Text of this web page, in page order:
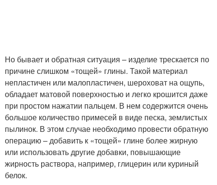
Но бывает и обратная ситуация – изделие трескается по
причине слишком «тощей» глины. Такой материал
непластичен или малопластичен, шероховат на ощупь,
обладает матовой поверхностью и легко крошится даже
при простом нажатии пальцем. В нем содержится очень
большое количество примесей в виде песка, землистых
пылинок. В этом случае необходимо провести обратную
операцию – добавить к «тощей» глине более жирную
или использовать другие добавки, повышающие
жирность раствора, например, глицерин или куриный
белок.